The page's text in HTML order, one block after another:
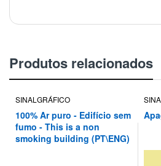
Produtos relacionados
SINALGRÁFICO
100% Ar puro - Edifício sem
fumo - This is a non
smoking building (PT\ENG)